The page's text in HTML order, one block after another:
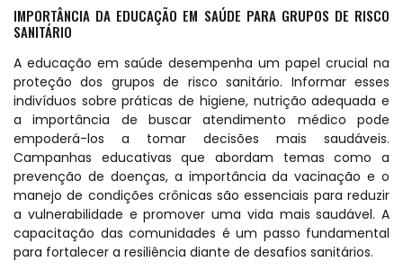
IMPORTÂNCIA DA EDUCAÇÃO EM SAÚDE PARA GRUPOS DE RISCO
SANITÁRIO
A educação em saúde desempenha um papel crucial na
proteção dos grupos de risco sanitário. Informar esses
indivíduos sobre práticas de higiene, nutrição adequada e
a importância de buscar atendimento médico pode
empoderá-los a tomar decisões mais saudáveis.
Campanhas educativas que abordam temas como a
prevenção de doenças, a importância da vacinação e o
manejo de condições crônicas são essenciais para reduzir
a vulnerabilidade e promover uma vida mais saudável. A
capacitação das comunidades é um passo fundamental
para fortalecer a resiliência diante de desafios sanitários.